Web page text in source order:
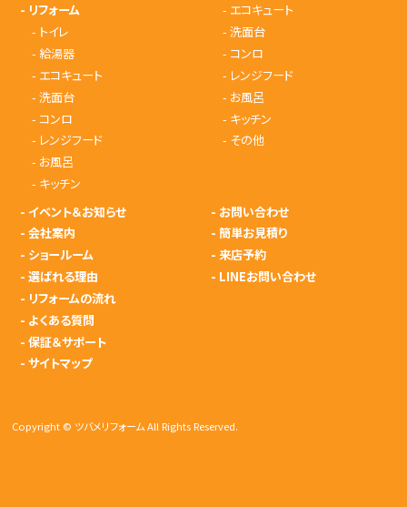
- リフォーム
- トイレ
- 給湯器
- エコキュート
- 洗面台
- コンロ
- レンジフード
- お風呂
- キッチン
- エコキュート
-洗面台
- コンロ
- レンジフード
- お風呂
- キッチン
- その他
- イベント＆お知らせ
- 会社案内
- ショールーム
- 選ばれる理由
- リフォームの流れ
- よくある質問
- 保証＆サポート
- サイトマップ
- お問い合わせ
-簡単お見積り
-来店予約
- LINEお問い合わせ
Copyright © ツバメリフォーム All Rights Reserved.